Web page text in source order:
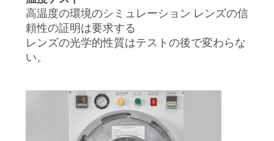
高温度の環境のシミュレーション レンズの信
頼性の証明は要求する
レンズの光学的性質はテストの後で変わらな
い。